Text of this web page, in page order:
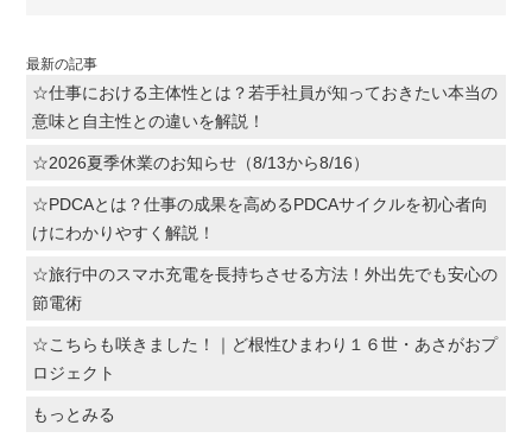
最新の記事
☆仕事における主体性とは？若手社員が知っておきたい本当の
意味と自主性との違いを解説！
☆2026夏季休業のお知らせ（8/13から8/16）
☆PDCAとは？仕事の成果を高めるPDCAサイクルを初心者向
けにわかりやすく解説！
☆旅行中のスマホ充電を長持ちさせる方法！外出先でも安心の
節電術
☆こちらも咲きました！｜ど根性ひまわり１６世・あさがおプ
ロジェクト
もっとみる